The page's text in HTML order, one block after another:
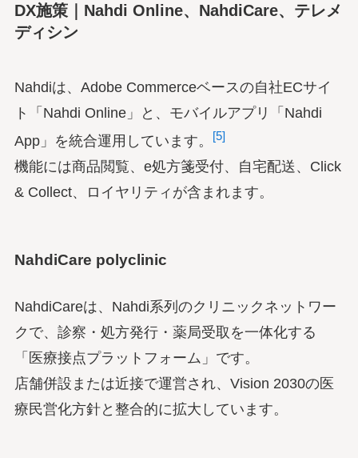
DX施策｜Nahdi Online、NahdiCare、テレメ
ディシン
Nahdiは、Adobe Commerceベースの自社ECサイ
ト「Nahdi Online」と、モバイルアプリ「Nahdi
App」を統合運用しています。
[5]
機能には商品閲覧、e処方箋受付、自宅配送、Click
& Collect、ロイヤリティが含まれます。
NahdiCare polyclinic
NahdiCareは、Nahdi系列のクリニックネットワー
クで、診察・処方発行・薬局受取を一体化する
「医療接点プラットフォーム」です。
店舗併設または近接で運営され、Vision 2030の医
療民営化方針と整合的に拡大しています。